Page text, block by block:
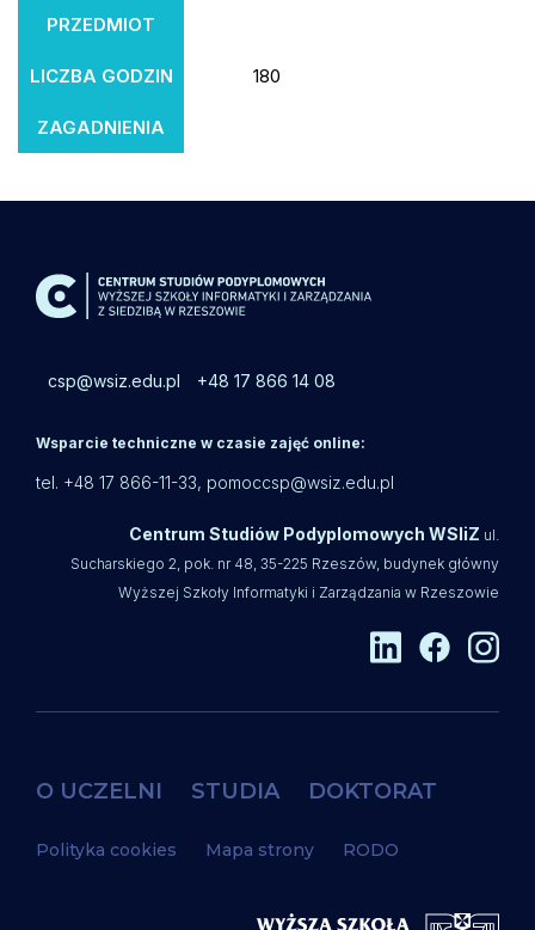
PRZEDMIOT
LICZBA GODZIN 180
ZAGADNIENIA
csp@wsiz.edu.pl +48 17 866 14 08
Wsparcie techniczne w czasie zajęć online:
tel. +48 17 866-11-33, pomoccsp@wsiz.edu.pl
Centrum Studiów Podyplomowych WSIiZ ul.
Sucharskiego 2, pok. nr 48, 35-225 Rzeszów, budynek główny
Wyższej Szkoły Informatyki i Zarządzania w Rzeszowie
O UCZELNI STUDIA DOKTORAT
Polityka cookies Mapa strony RODO